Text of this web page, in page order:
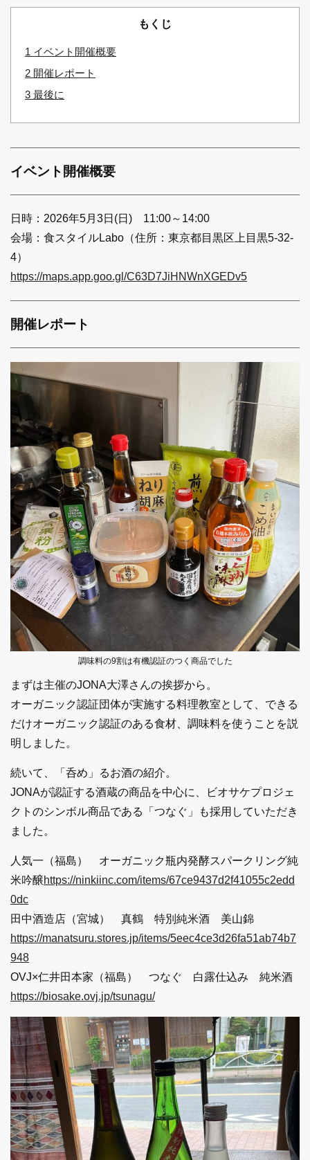
もくじ
1 イベント開催概要
2 開催レポート
3 最後に
イベント開催概要
日時：2026年5月3日(日) 11:00～14:00
会場：食スタイルLabo（住所：東京都目黒区上目黒5-32-
4）
https://maps.app.goo.gl/C63D7JiHNWnXGEDv5
開催レポート
調味料の9割は有機認証のつく商品でした
まずは主催のJONA大澤さんの挨拶から。
オーガニック認証団体が実施する料理教室として、できる
だけオーガニック認証のある食材、調味料を使うことを説
明しました。
続いて、「呑め」るお酒の紹介。
JONAが認証する酒蔵の商品を中心に、ビオサケプロジェ
クトのシンボル商品である「つなぐ」も採用していただき
ました。
人気一（福島） オーガニック瓶内発酵スパークリング純
米吟醸https://ninkiinc.com/items/67ce9437d2f41055c2edd
0dc
田中酒造店（宮城） 真鶴 特別純米酒 美山錦
https://manatsuru.stores.jp/items/5eec4ce3d26fa51ab74b7
948
OVJ×仁井田本家（福島） つなぐ 白露仕込み 純米酒
https://biosake.ovj.jp/tsunagu/